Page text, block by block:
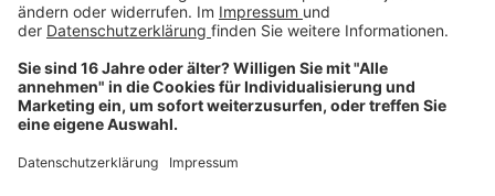
Über uns
Dehner Unternehmen
Jobs bei Dehner